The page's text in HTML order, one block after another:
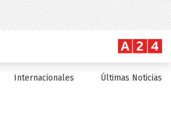
Internacionales Últimas Noticias